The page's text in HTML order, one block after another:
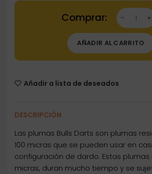
Dartstore Plumas Bulls
AÑADIR AL CARRITO
Añadir a lista de deseados
DESCRIPCIÓN
Las plumas Bulls Darts son plumas
100 micras que se pueden usar en
configuración de dardo. Estas plumas
micras, duran mucho tiempo y se